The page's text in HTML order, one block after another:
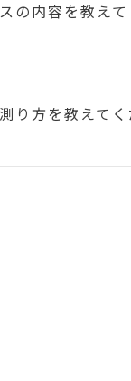
の内容を教えて
り方を教えてく